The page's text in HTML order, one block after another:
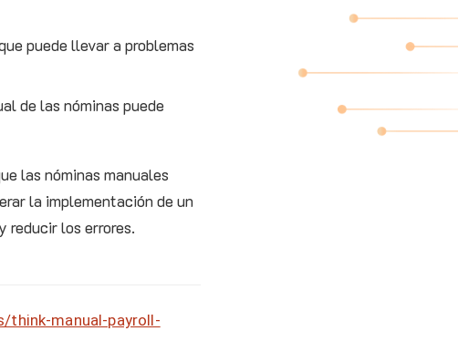
puede llevar a problemas
de las nóminas puede
las nóminas manuales
la implementación de un
reducir los errores.
think-manual-payroll-